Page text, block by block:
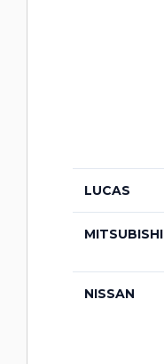
LUCAS
MITSUBISHI
NISSAN